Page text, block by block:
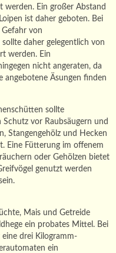
Ein großer Abstand
ist daher geboten. Bei
von
daher gelegentlich von
werden. Ein
nicht angeraten, da
angebotene Äsungen finden
sollte
vor Raubsäugern und
Stangengehölz und Hecken
Eine Fütterung im offenem
oder Gehölzen bietet
genutzt werden
Mais und Getreide
ein probates Mittel. Bei
drei Kilogramm-
ein